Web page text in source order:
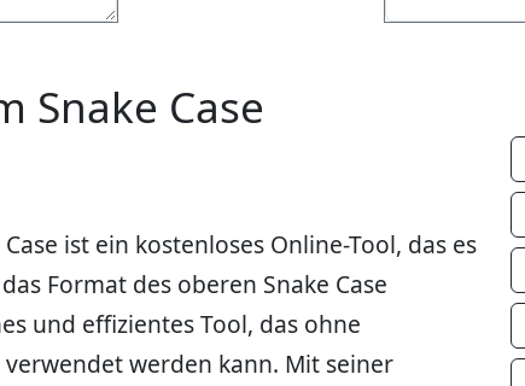
Snake Case
ist ein kostenloses Online-Tool, das es
Format des oberen Snake Case
und effizientes Tool, das ohne
werden kann. Mit seiner